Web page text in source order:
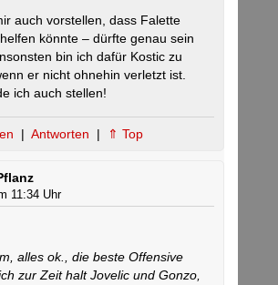
auch vorstellen, dass Falette
könnte – dürfte genau sein
bin ich dafür Kostic zu
er nicht ohnehin verletzt ist.
ich auch stellen!
| Antworten | ⇑ Top
11:34 Uhr
alles ok., die beste Offensive
zur Zeit halt Jovelic und Gonzo,